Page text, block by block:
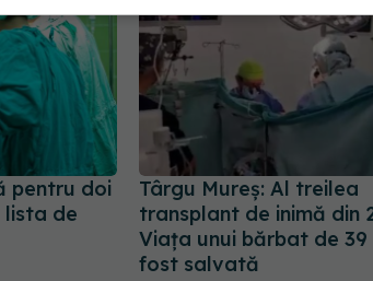
pentru doi
lista de
Târgu Mureș: Al treilea
transplant de inimă din
Viața unui bărbat de 39
fost salvată